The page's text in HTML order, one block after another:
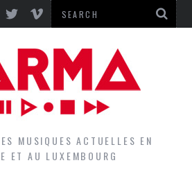
MUSIQUES ACTUELLES EN
ET AU LUXEMBOURG